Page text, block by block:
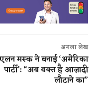
अगला लेख
मस्क ने बनाई ‘अमेरिका
पार्टी’: “अब वक्त है आज़ादी
लौटाने का”